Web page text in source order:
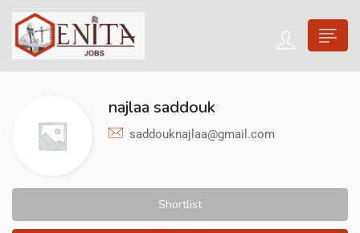
najlaa saddouk
saddouknajlaa@gmail.com
Shortlist